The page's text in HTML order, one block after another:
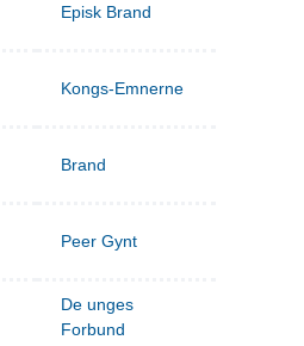
Episk Brand
Kongs-Emnerne
Brand
Peer Gynt
De unges
Forbund